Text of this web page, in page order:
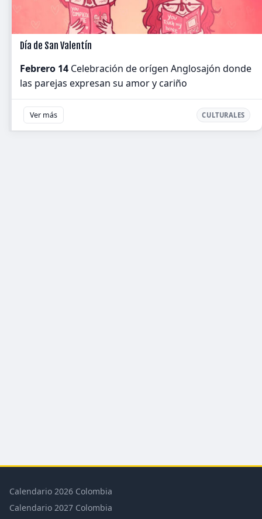
Día de San Valentín
Febrero 14 Celebración de orígen Anglosajón donde
las parejas expresan su amor y cariño
Ver más CULTURALES
Calendario 2026 Colombia
Calendario 2027 Colombia